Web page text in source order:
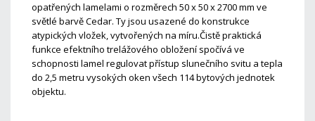
opatřených lamelami o rozměrech 50 x 50 x 2700 mm ve
světlé barvě Cedar. Ty jsou usazené do konstrukce
atypických vložek, vytvořených na míru.Čistě praktická
funkce efektního trelážového obložení spočívá ve
schopnosti lamel regulovat přístup slunečního svitu a tepla
do 2,5 metru vysokých oken všech 114 bytových jednotek
objektu.